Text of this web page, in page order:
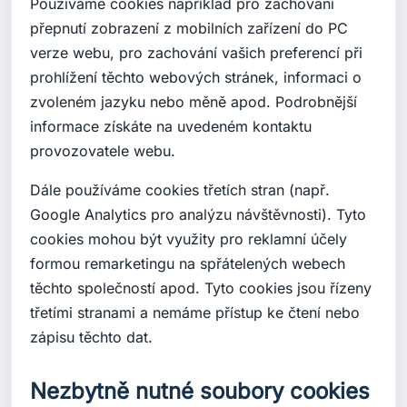
Používáme cookies například pro zachování
přepnutí zobrazení z mobilních zařízení do PC
verze webu, pro zachování vašich preferencí při
prohlížení těchto webových stránek, informaci o
zvoleném jazyku nebo měně apod. Podrobnější
informace získáte na uvedeném kontaktu
provozovatele webu.
Dále používáme cookies třetích stran (např.
Google Analytics pro analýzu návštěvnosti). Tyto
cookies mohou být využity pro reklamní účely
formou remarketingu na spřátelených webech
těchto společností apod. Tyto cookies jsou řízeny
třetími stranami a nemáme přístup ke čtení nebo
zápisu těchto dat.
Nezbytně nutné soubory cookies